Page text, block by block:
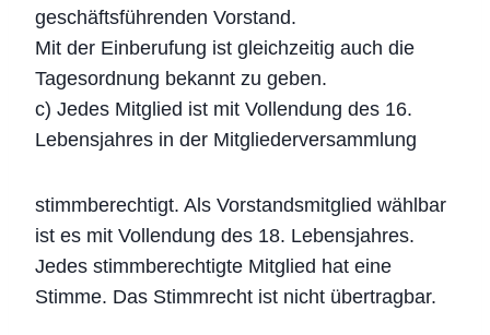
geschäftsführenden Vorstand.
Mit der Einberufung ist gleichzeitig auch die
Tagesordnung bekannt zu geben.
c) Jedes Mitglied ist mit Vollendung des 16.
Lebensjahres in der Mitgliederversammlung
stimmberechtigt. Als Vorstandsmitglied wählbar
ist es mit Vollendung des 18. Lebensjahres.
Jedes stimmberechtigte Mitglied hat eine
Stimme. Das Stimmrecht ist nicht übertragbar.